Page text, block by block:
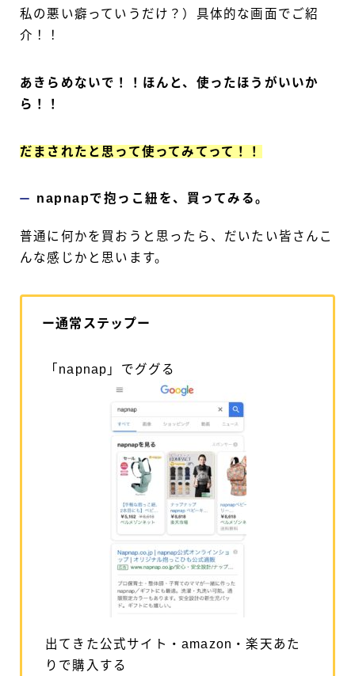
私の悪い癖っていうだけ？）具体的な画面でご紹
介！！
あきらめないで！！ほんと、使ったほうがいいか
ら！！
だまされたと思って使ってみてって！！
napnapで抱っこ紐を、買ってみる。
普通に何かを買おうと思ったら、だいたい皆さんこ
んな感じかと思います。
ー通常ステップー
「napnap」でググる
出てきた公式サイト・amazon・楽天あた
りで購入する